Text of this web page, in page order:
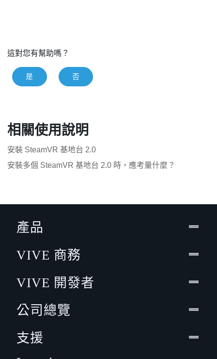
這對您有幫助嗎？
是 否
相關使用說明
安裝 SteamVR 基地台 2.0
安裝多個 SteamVR 基地台 2.0 時，應考量什麼？
產品
VIVE 商務
VIVE 開發者
公司總覽
支援